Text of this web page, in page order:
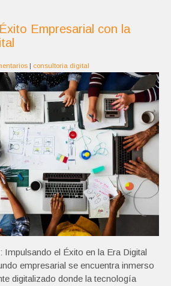
Empresarial con la
| consultoria digital
Impulsando el Éxito en la Era Digital
empresarial se encuentra inmerso
digitalizado donde la tecnología